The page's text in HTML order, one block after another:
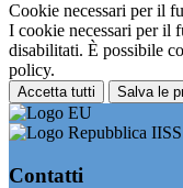
Cookie necessari per il
I cookie necessari per il
disabilitati. È possibile
policy.
Accetta tutti Salva le
Contatti